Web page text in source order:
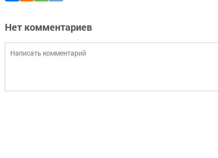
Нет комментариев